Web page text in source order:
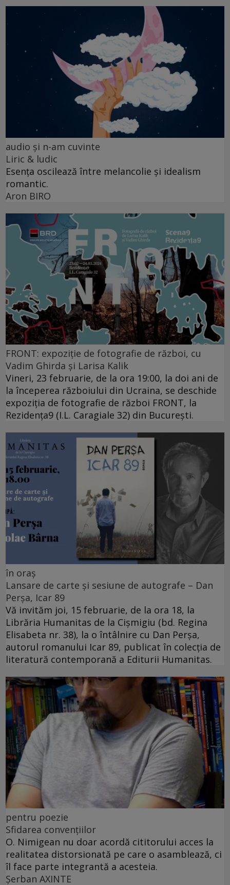
audio şi n-am cuvinte
Liric & ludic
Esența oscilează între melancolie și idealism
romantic.
Aron BIRO
FRONT: expoziție de fotografie de război, cu
Vadim Ghirda și Larisa Kalik
Vineri, 23 februarie, de la ora 19:00, la doi ani de
la începerea războiului din Ucraina, se deschide
expoziția de fotografie de război FRONT, la
Rezidența9 (I.L. Caragiale 32) din București.
în oraș
Lansare de carte și sesiune de autografe – Dan
Perșa, Icar 89
Vă invităm joi, 15 februarie, de la ora 18, la
Librăria Humanitas de la Cişmigiu (bd. Regina
Elisabeta nr. 38), la o întâlnire cu Dan Perșa,
autorul romanului Icar 89, publicat în colecția de
literatură contemporană a Editurii Humanitas.
pentru poezie
Sfidarea convențiilor
O. Nimigean nu doar acordă cititorului acces la
realitatea distorsionată pe care o asamblează, ci
îl face parte integrantă a acesteia.
Şerban AXINTE